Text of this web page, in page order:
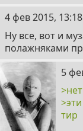
71
4 фев 2015, 13:18
Ну все, вот и
полажняками
72
5
тир